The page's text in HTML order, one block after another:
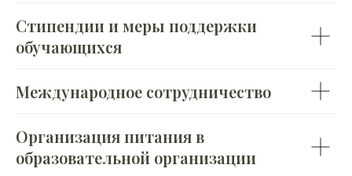
Стипендии и меры поддержки
обучающихся
Международное сотрудничество
Организация питания в
образовательной организации